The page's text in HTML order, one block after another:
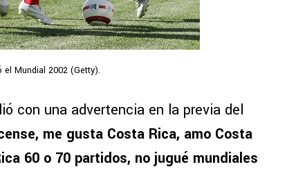
Mundial 2002 (Getty).
con una advertencia en la previa del
me gusta Costa Rica, amo Costa
60 o 70 partidos, no jugué mundiales